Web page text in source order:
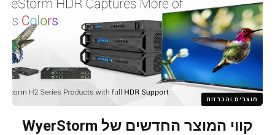
מוצרים והכרזות
קווי המוצר החדשים של WyerStorm